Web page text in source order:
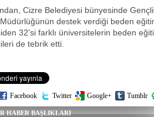
Cizre Belediyesi bünyesinde
destek verdiği beden
32'si farklı üniversitelerin beden
de tebrik etti.
Facebook Twitter Google+ Tumblr
HABER BAŞLIKLARI